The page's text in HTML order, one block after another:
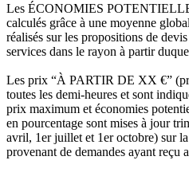
Les ÉCONOMIES
calculés grâce à une moyenne
réalisés sur les propositions de
services dans le rayon à partir
Les prix “À PARTIR DE XX €”
toutes les demi-heures et sont
prix maximum et économies
en pourcentage sont mises à jour
avril, 1er juillet et 1er octobre) sur
provenant de demandes ayant reçu